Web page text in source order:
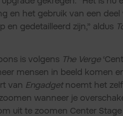
en het gebruik van een
gedetailleerd zijn,” aldus
is volgens The Verge
mensen in beeld komen
van Engadgetnoemt het
wanneer je
uit te zoomen Center